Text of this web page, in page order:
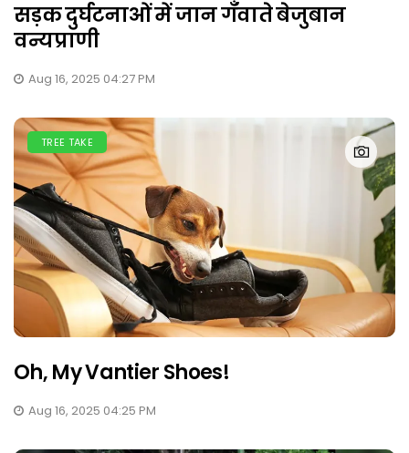
सड़क दुर्घटनाओं में जान गँवाते बेजुबान
वन्यप्राणी
Aug 16, 2025 04:27 PM
TREE TAKE
Oh, My Vantier Shoes!
Aug 16, 2025 04:25 PM